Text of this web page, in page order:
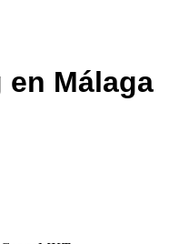
Málaga